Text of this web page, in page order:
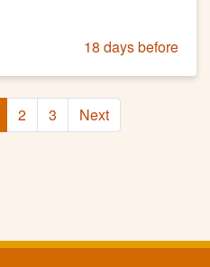
18 days before
2 3 Next